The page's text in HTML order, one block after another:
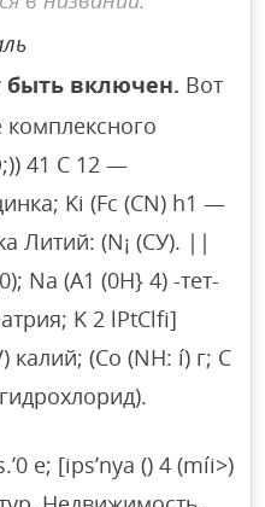
включен. Вот
41 C 12 —
Ki (Fc (CN) h1 —
Литий: (N¡ (СУ). ||
Na (А1 (0Н} 4) -тет-
K 2 lPtClfi]
калий; (Со (NH: í) г; С
e; [ips’nya () 4 (míi>)